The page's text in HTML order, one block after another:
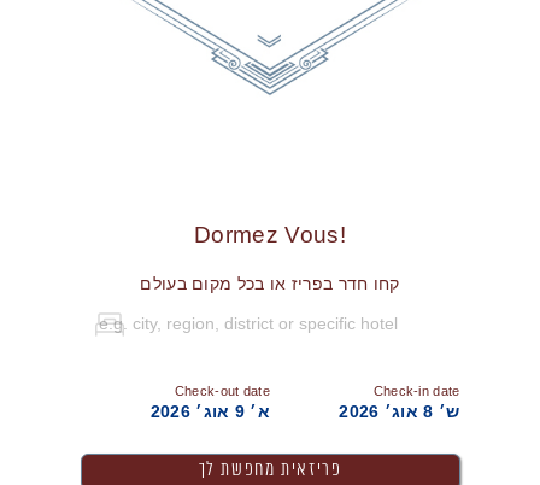
!Dormez Vous
קחו חדר בפריז או בכל מקום בעולם
Check-in date
ש׳ 8 אוג׳ 2026
Check-out date
א׳ 9 אוג׳ 2026